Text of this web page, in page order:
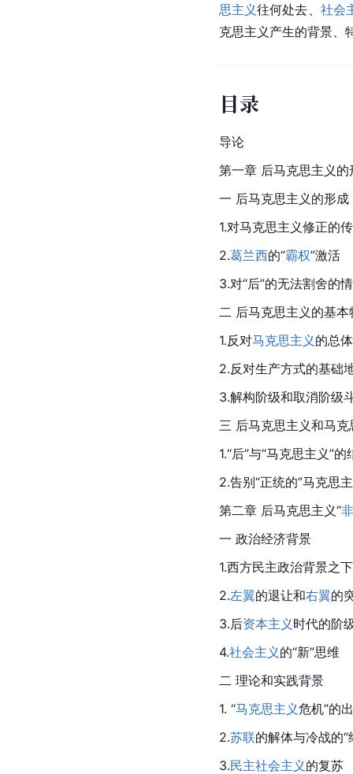
思主义往何处去、 社会
克思主义产生的背景、
目录
导论
第一章 后马克思主义的
一 后马克思主义的形成
1.对马克思主义修正的
2.葛兰西的“霸权”激活
3.对“后”的无法割舍的
二 后马克思主义的基本
1.反对马克思主义 的总
2.反对生产方式的基础
3.解构阶级和取消阶级
三 后马克思主义和马
1.“后”与“马克思主义”的
2.告别“正统的”马克思
第二章 后马克思主义“
一 政治经济背景
1.西方民主政治背景之
2.左翼的退让和右翼的
3.后资本主义 时代的阶
4.社会主义 的“新”思维
二 理论和实践背景
1. “马克思主义危机”的
2.苏联的解体与冷战的“
3.民主社会主义 的复苏